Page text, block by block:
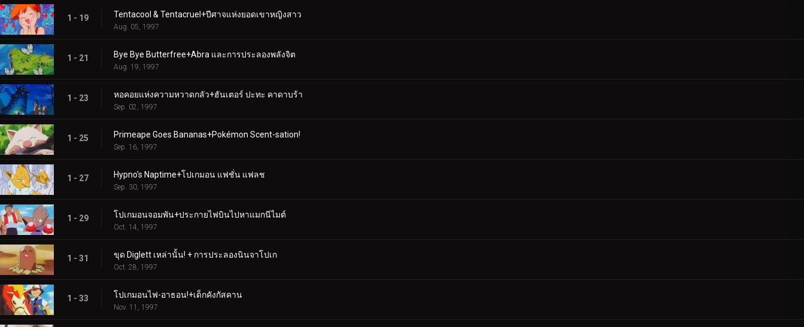
1 - 19 Tentacool & Tentacruel+ปีศาจแห่งยอดเขาหญิงสาว
Aug. 05, 1997
1 - 21 Bye Bye Butterfree+Abra และการประลองพลังจิต
Aug. 19, 1997
1 - 23 หอคอยแห่งความหวาดกลัว+ฮันเตอร์ ปะทะ คาดาบร้า
Sep. 02, 1997
1 - 25 Primeape Goes Bananas+Pokémon Scent-sation!
Sep. 16, 1997
1 - 27 Hypno's Naptime+โปเกมอน แฟชั่น แฟลช
Sep. 30, 1997
1 - 29 โปเกมอนจอมพัน+ประกายไฟบินไปหาแมกนีไมต์
Oct. 14, 1997
1 - 31 ขุด Diglett เหล่านั้น! + การประลองนินจาโปเก
Oct. 28, 1997
1 - 33 โปเกมอนไฟ-อาธอน!+เด็กคังกัสคาน
Nov. 11, 1997